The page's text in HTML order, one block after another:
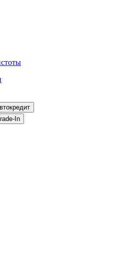
автокредит
Trade-In